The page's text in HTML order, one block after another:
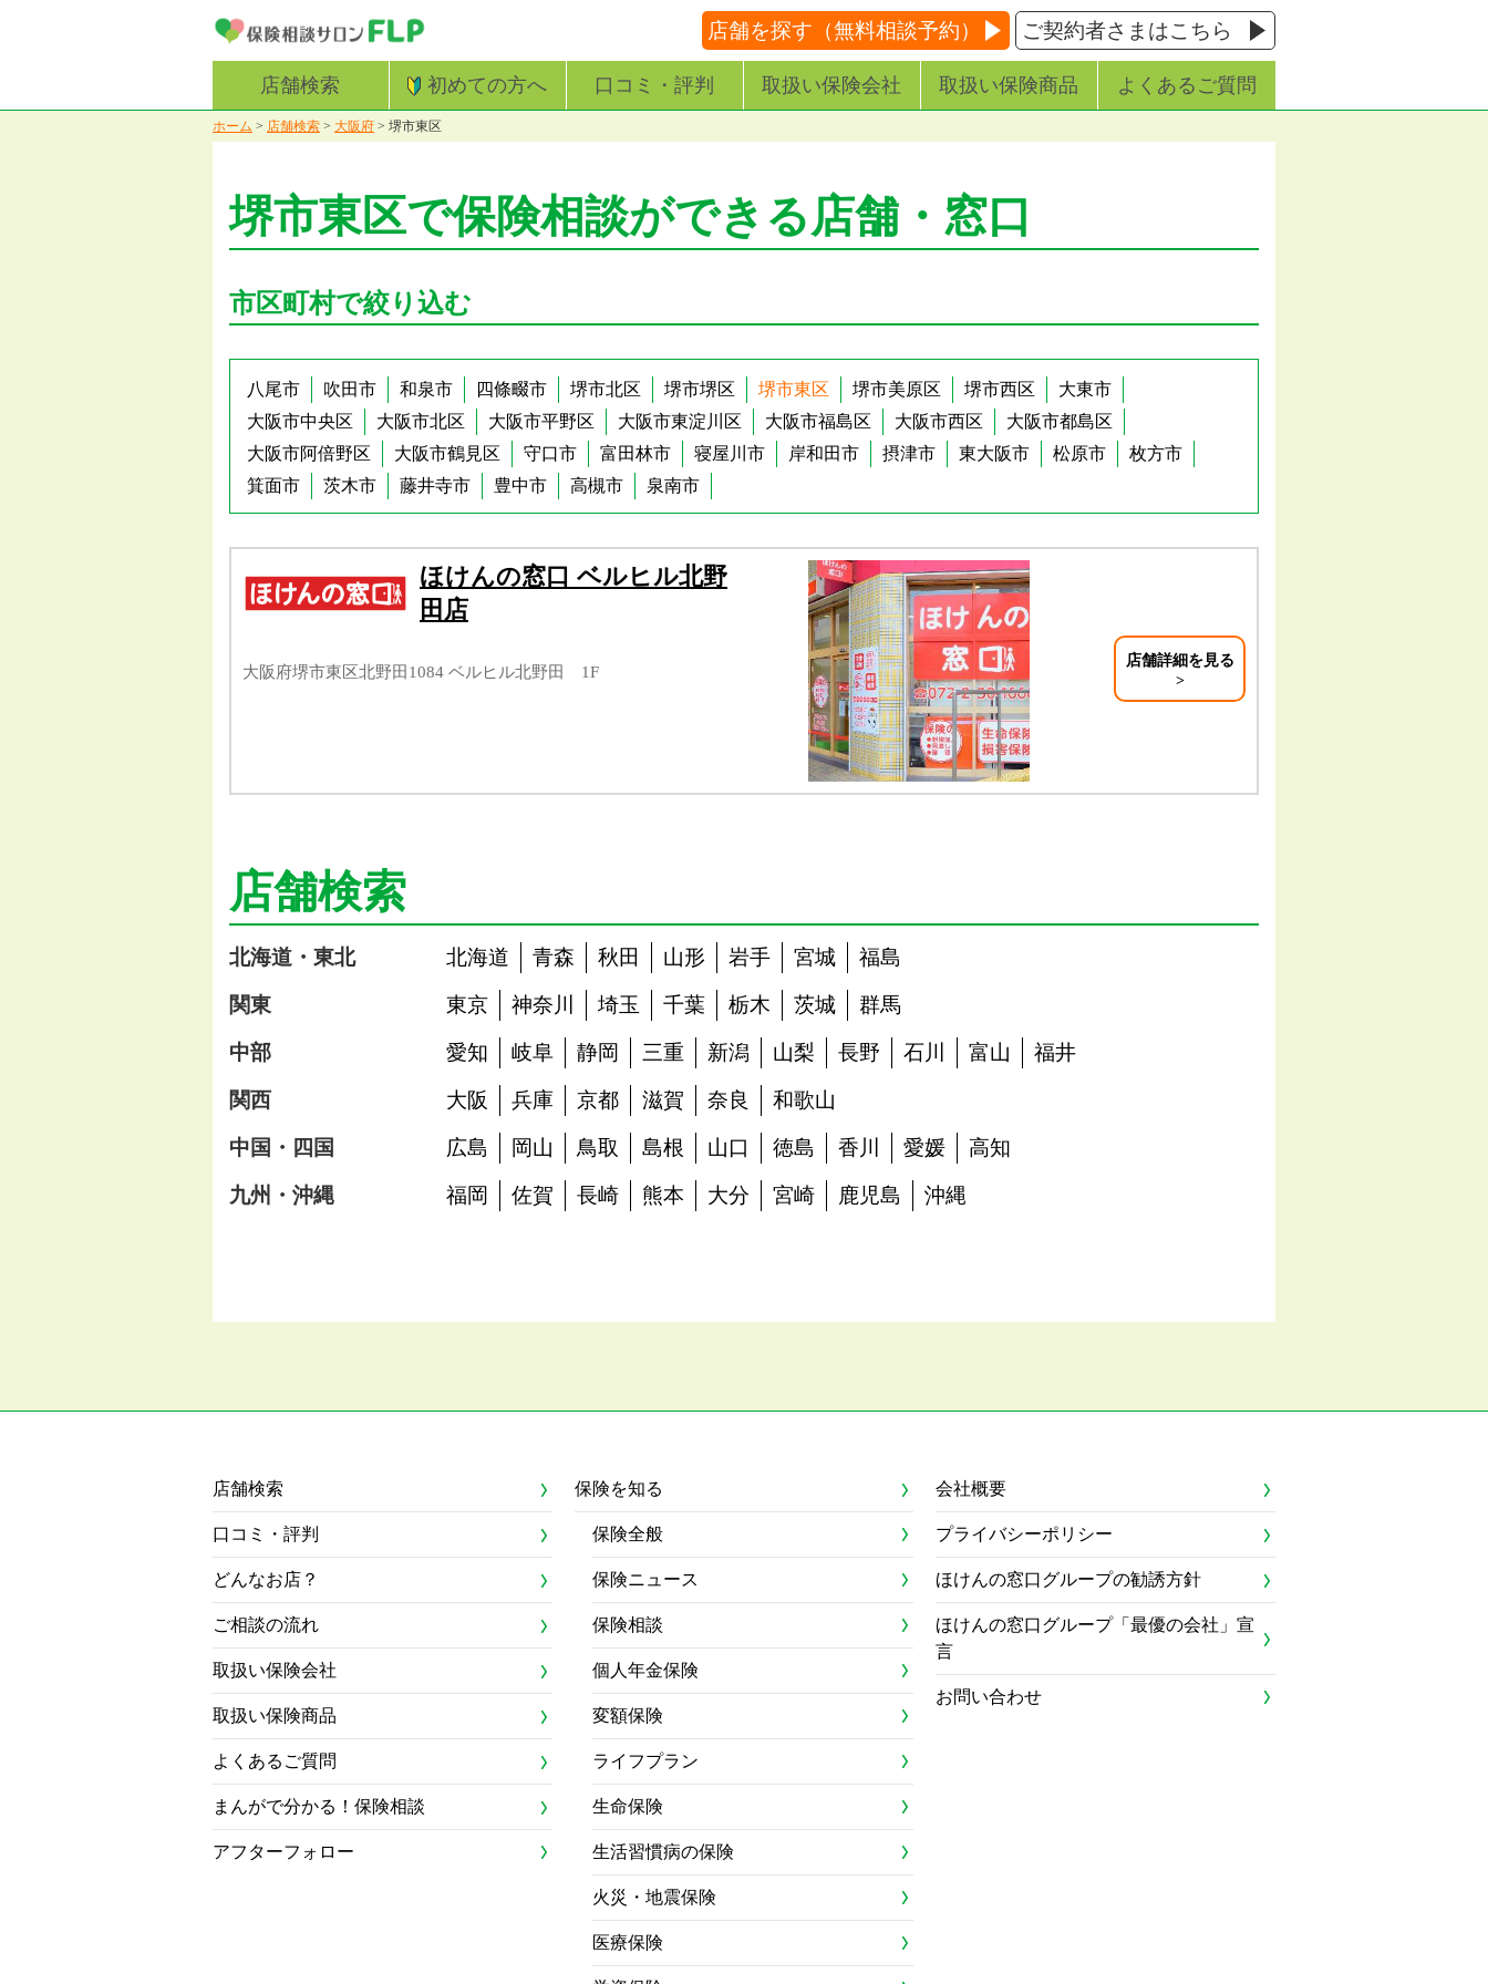
店舗を探す（無料相談予約） ご契約者さまはこちら
店舗検索 初めての方へ 口コミ・評判 取扱い保険会社 取扱い保険商品 よくあるご質問
ホーム > 店舗検索 > 大阪府 > 堺市東区
堺市東区で保険相談ができる店舗・窓口
市区町村で絞り込む
八尾市 吹田市 和泉市 四條畷市 堺市北区 堺市堺区 堺市東区 堺市美原区 堺市西区
大東市
大阪市中央区
大阪市北区 大阪市平野区 大阪市東淀川区 大阪市福島区 大阪市西区
大阪市都島区
大阪市阿倍野区
大阪市鶴見区 守口市 富田林市 寝屋川市 岸和田市 摂津市 東大阪市 松原市
枚方市
箕面市
茨木市 藤井寺市 豊中市 高槻市 泉南市
ほけんの窓口 ベルヒル北野
田店
大阪府堺市東区北野田1084 ベルヒル北野田 1F
店舗詳細を見る
店舗検索
北海道・東北 北海道 青森 秋田 山形 岩手 宮城 福島
関東 東京 神奈川 埼玉 千葉 栃木 茨城 群馬
中部 愛知 岐阜 静岡 三重 新潟 山梨 長野 石川 富山 福井
関西 大阪 兵庫 京都 滋賀 奈良 和歌山
中国・四国 広島 岡山 鳥取 島根 山口 徳島 香川 愛媛 高知
九州・沖縄 福岡 佐賀 長崎 熊本 大分 宮崎 鹿児島 沖縄
店舗検索
口コミ・評判
どんなお店？
ご相談の流れ
取扱い保険会社
取扱い保険商品
よくあるご質問
まんがで分かる！保険相談
アフターフォロー
保険を知る
保険全般
保険ニュース
保険相談
個人年金保険
変額保険
ライフプラン
生命保険
生活習慣病の保険
火災・地震保険
医療保険
会社概要
プライバシーポリシー
ほけんの窓口グループの勧誘方針
ほけんの窓口グループ「最優の会社」宣
言
お問い合わせ